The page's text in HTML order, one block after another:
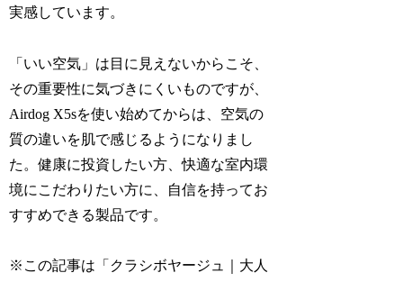
実感しています。
「いい空気」は目に見えないからこそ、
その重要性に気づきにくいものですが、
Airdog X5sを使い始めてからは、空気の
質の違いを肌で感じるようになりまし
た。健康に投資したい方、快適な室内環
境にこだわりたい方に、自信を持ってお
すすめできる製品です。
※この記事は「クラシボヤージュ｜大人